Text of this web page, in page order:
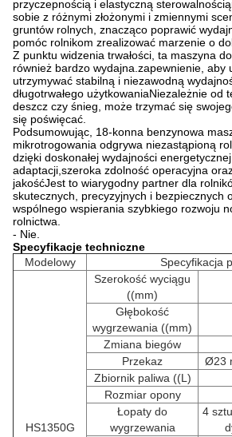
przyczepnością i elastyczną
sobie z różnymi złożonymi i zmiennymi
gruntów rolnych, znacząco poprawić
pomóc rolnikom zrealizować marzenie o
Z punktu widzenia trwałości, ta maszyna
również bardzo wydajna.zapewnienie, aby
utrzymywać stabilną i niezawodną
długotrwałego użytkowaniaNiezależnie od
deszcz czy śnieg, może trzymać się
się poświęcać.
Podsumowując, 18-konna benzynowa
mikrotrogowania odgrywa niezastąpioną
dzięki doskonałej wydajności
adaptacji,szeroka zdolność operacyjna
jakośćJest to wiarygodny partner dla
skutecznych, precyzyjnych i bezpiecznych
wspólnego wspierania szybkiego rozwoju
rolnictwa.
- Nie.
Specyfikacje techniczne
Modelowy
Specyfikacja
HS1350G
Szerokość wyciągu
((mm)
Głębokość
wygrzewania ((mm)
Zmiana biegów
Przekaz
Ø23
Zbiornik paliwa ((L)
Rozmiar opony
Łopaty do
wygrzewania
4